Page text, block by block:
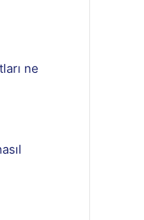
ne